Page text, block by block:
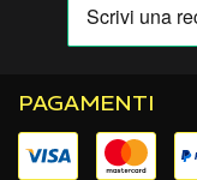
PAGAMENTI